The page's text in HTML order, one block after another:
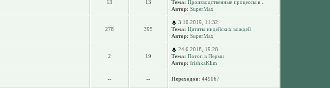
13 13
Тема: Производственные процессы в...
Автор: SuperMax
278 395
3.10.2019, 11:32
Тема: Цитаты индейских вождей
Автор: SuperMax
2 19
24.6.2018, 19:28
Тема: Потоп в Перми
Автор: IrishkaKlim
-- -- Переходов: 449067